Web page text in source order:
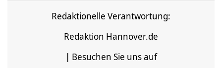
Redaktionelle Verantwortung:
Redaktion Hannover.de
| Besuchen Sie uns auf